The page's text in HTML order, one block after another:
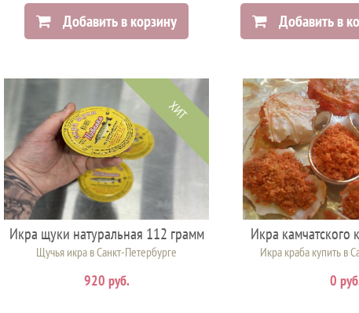
Добавить в корзину Добавить в
ХИТ
Икра щуки натуральная 112 грамм
Щучья икра в Санкт-Петербурге
920 руб.
Икра
Икра краба купить в
0